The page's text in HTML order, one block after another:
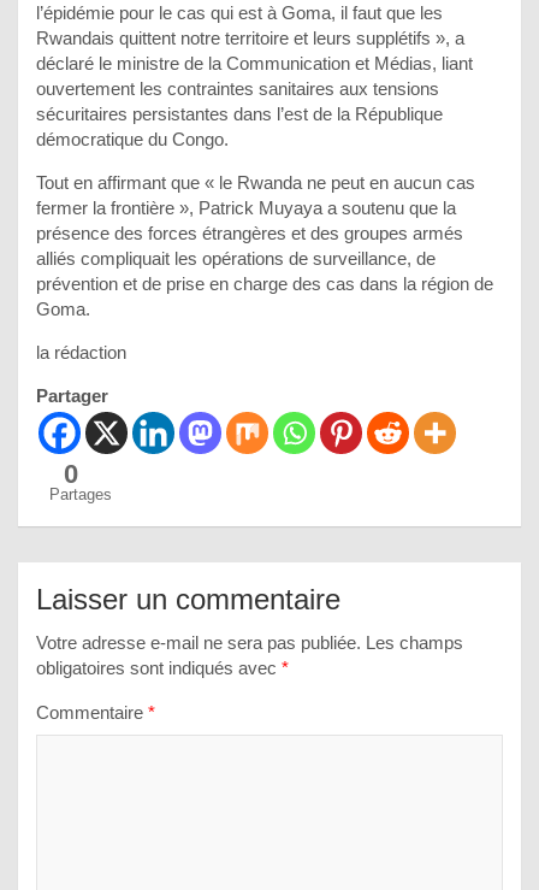
l’épidémie pour le cas qui est à Goma, il faut que les
Rwandais quittent notre territoire et leurs supplétifs », a
déclaré le ministre de la Communication et Médias, liant
ouvertement les contraintes sanitaires aux tensions
sécuritaires persistantes dans l’est de la République
démocratique du Congo.
Tout en affirmant que « le Rwanda ne peut en aucun cas
fermer la frontière », Patrick Muyaya a soutenu que la
présence des forces étrangères et des groupes armés
alliés compliquait les opérations de surveillance, de
prévention et de prise en charge des cas dans la région de
Goma.
la rédaction
Partager
0
Partages
Laisser un commentaire
Votre adresse e-mail ne sera pas publiée. Les champs
obligatoires sont indiqués avec *
Commentaire *